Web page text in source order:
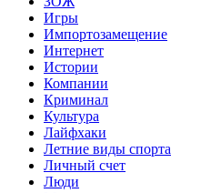
Игры
Импортозамещение
Интернет
Истории
Компании
Криминал
Культура
Лайфхаки
Летние виды спорта
Личный счет
Люди